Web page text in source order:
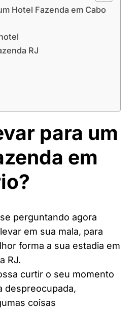
Hotel Fazenda em Cabo
RJ
para um
em
perguntando agora
em sua mala, para
forma a sua estadia em
RJ.
curtir o seu momento
despreocupada,
coisas